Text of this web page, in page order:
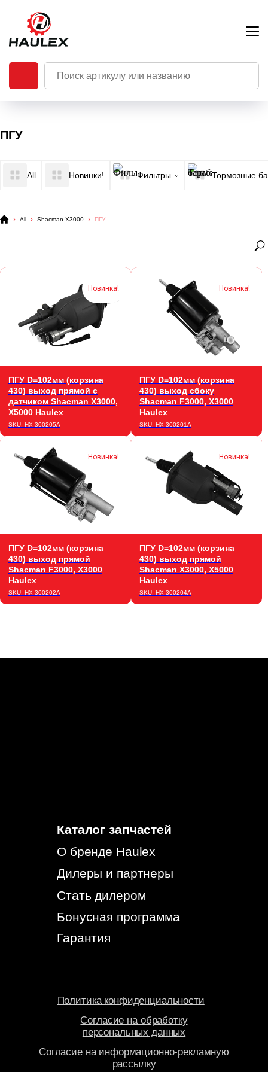
ПГУ
All Новинки! Фильтры Тормозные
All Shacman X3000 ПГУ
Новинка!
ПГУ D=102мм (корзина
430) выход прямой c
датчиком Shacman X3000,
X5000 Haulex
SKU: HX-300205A
Новинка!
ПГУ D=102мм (корзина
430) выход сбоку
Shacman F3000, X3000
Haulex
SKU: HX-300201A
Новинка!
ПГУ D=102мм (корзина
430) выход прямой
Shacman F3000, X3000
Haulex
SKU: HX-300202A
Новинка!
ПГУ D=102мм (корзина
430) выход прямой
Shacman X3000, X5000
Haulex
SKU: HX-300204A
Каталог запчастей